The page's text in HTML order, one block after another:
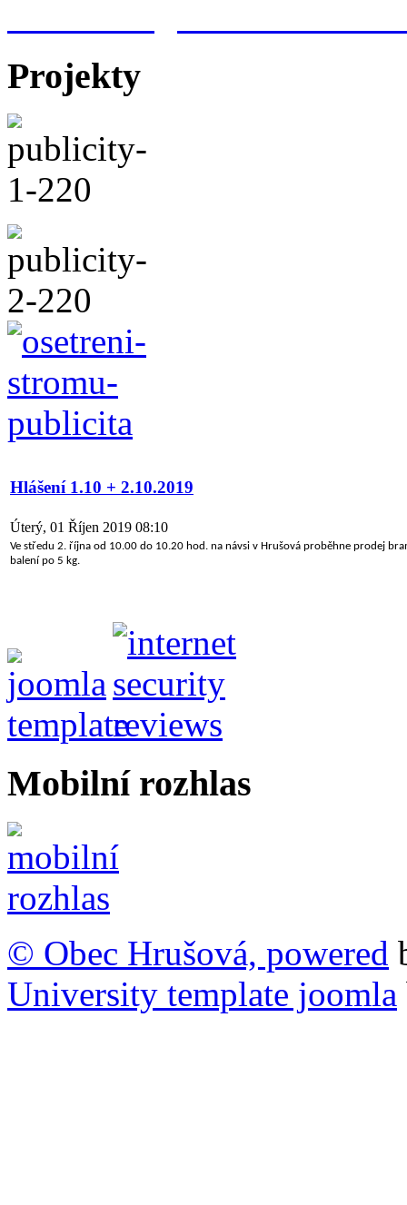
Projekty
Hlášení 1.10 + 2.10.2019
Úterý, 01 Říjen 2019 08:10
Ve středu 2. října od 10.00 do 10.20 hod. na návsi v Hrušová proběhne prodej
balení po 5 kg.
Mobilní rozhlas
© Obec Hrušová, powered
University template joomla